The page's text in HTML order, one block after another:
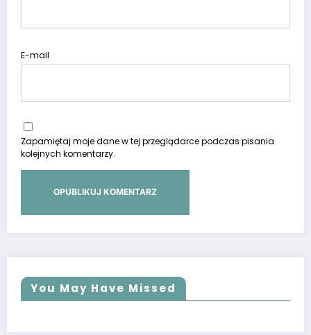
E-mail
Zapamiętaj moje dane w tej przeglądarce podczas pisania
kolejnych komentarzy.
You May Have Missed